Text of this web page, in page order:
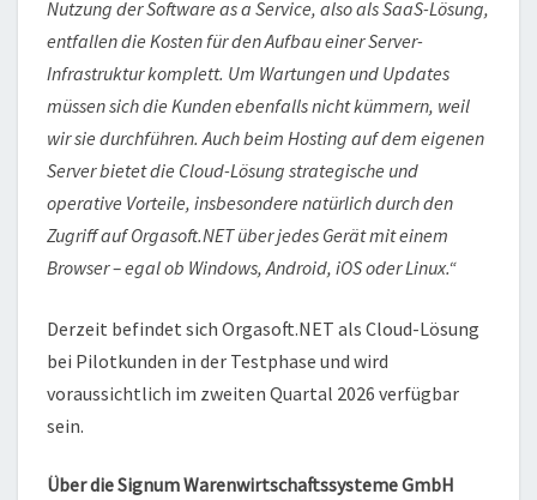
Nutzung der Software as a Service, also als SaaS-Lösung,
entfallen die Kosten für den Aufbau einer Server-
Infrastruktur komplett. Um Wartungen und Updates
müssen sich die Kunden ebenfalls nicht kümmern, weil
wir sie durchführen. Auch beim Hosting auf dem eigenen
Server bietet die Cloud-Lösung strategische und
operative Vorteile, insbesondere natürlich durch den
Zugriff auf Orgasoft.NET über jedes Gerät mit einem
Browser – egal ob Windows, Android, iOS oder Linux.“
Derzeit befindet sich Orgasoft.NET als Cloud-Lösung
bei Pilotkunden in der Testphase und wird
voraussichtlich im zweiten Quartal 2026 verfügbar
sein.
Über die Signum Warenwirtschaftssysteme GmbH